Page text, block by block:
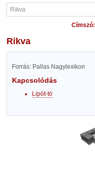
Címszó:
Rikva
Forrás: Pallas Nagylexikon
Kapcsolódás
Lipót-tó